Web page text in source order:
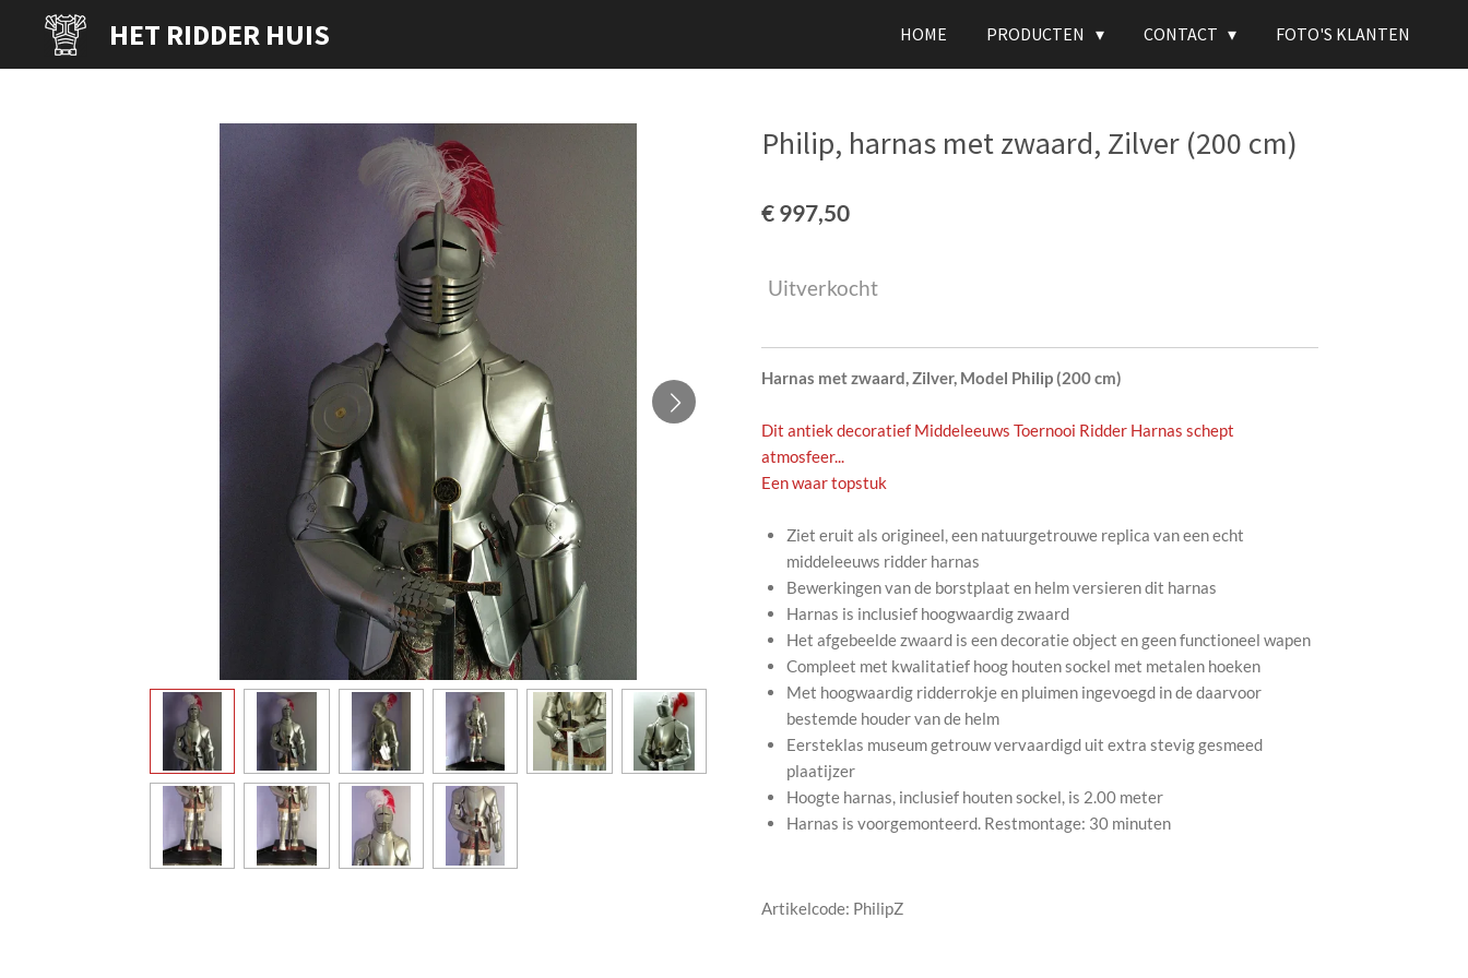
naar
HET RIDDER HUIS HOME PRODUCTEN CONTACT FOTO'S KLANTEN
Philip, harnas met zwaard, Zilver (200 cm)
€ 997,50
Uitverkocht
Harnas met zwaard, Zilver, Model Philip (200 cm)
Dit antiek decoratief Middeleeuws Toernooi Ridder Harnas schept
atmosfeer...
Een waar topstuk
Ziet eruit als origineel, een natuurgetrouwe replica van een echt
middeleeuws ridder harnas
Bewerkingen van de borstplaat en helm versieren dit harnas
Harnas is inclusief hoogwaardig zwaard
Het afgebeelde zwaard is een decoratie object en geen functioneel wapen
Compleet met kwalitatief hoog houten sockel met metalen hoeken
Met hoogwaardig ridderrokje en pluimen ingevoegd in de daarvoor
bestemde houder van de helm
Eersteklas museum getrouw vervaardigd uit extra stevig gesmeed
plaatijzer
Hoogte harnas, inclusief houten sockel, is 2.00 meter
Harnas is voorgemonteerd. Restmontage: 30 minuten
Artikelcode: PhilipZ